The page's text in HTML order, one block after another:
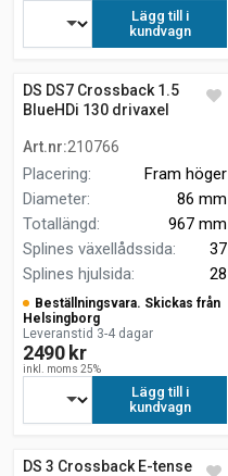
Lägg till i
kundvagn
DS DS7 Crossback 1.5
BlueHDi 130 drivaxel
Art.nr:210766
Placering:
Fram höger
Diameter:
86 mm
Totallängd:
967 mm
Splines växellådssida:
37
Splines hjulsida: 28
Beställningsvara. Skickas från
Helsingborg
Leveranstid 3-4 dagar
2490 kr
inkl. moms 25%
Lägg till i
kundvagn
DS 3 Crossback E-tense